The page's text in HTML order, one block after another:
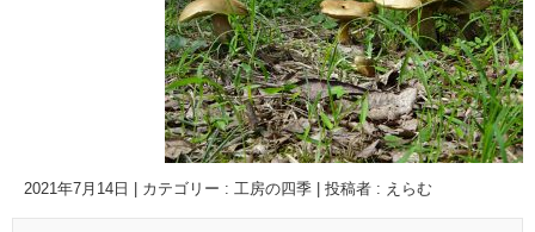
2021年7月14日 カテゴリー : 工房の四季 投稿者 : えらむ